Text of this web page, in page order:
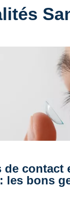
que
de contact
les bons